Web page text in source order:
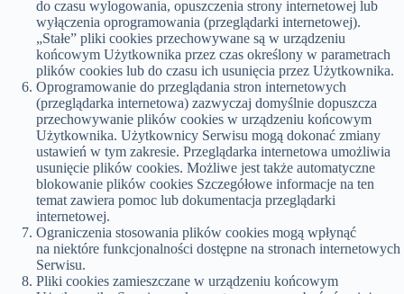
do czasu wylogowania, opuszczenia strony internetowej lub
wyłączenia oprogramowania (przeglądarki internetowej).
„Stałe” pliki cookies przechowywane są w urządzeniu
końcowym Użytkownika przez czas określony w parametrach
plików cookies lub do czasu ich usunięcia przez Użytkownika.
Oprogramowanie do przeglądania stron internetowych
(przeglądarka internetowa) zazwyczaj domyślnie dopuszcza
przechowywanie plików cookies w urządzeniu końcowym
Użytkownika. Użytkownicy Serwisu mogą dokonać zmiany
ustawień w tym zakresie. Przeglądarka internetowa umożliwia
usunięcie plików cookies. Możliwe jest także automatyczne
blokowanie plików cookies Szczegółowe informacje na ten
temat zawiera pomoc lub dokumentacja przeglądarki
internetowej.
Ograniczenia stosowania plików cookies mogą wpłynąć
na niektóre funkcjonalności dostępne na stronach internetowych
Serwisu.
Pliki cookies zamieszczane w urządzeniu końcowym